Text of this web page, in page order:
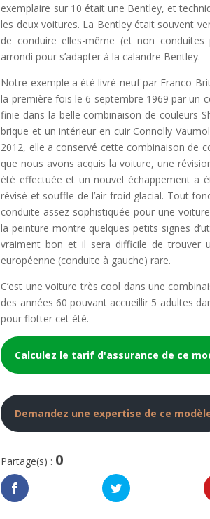
exemplaire sur 10 était une Bentley, et
les deux voitures. La Bentley était souvent
de conduire elles-même (et non
arrondi pour s’adapter à la calandre Bentley.
Notre exemple a été livré neuf par Franco
la première fois le 6 septembre 1969 par un
finie dans la belle combinaison de couleurs
brique et un intérieur en cuir Connolly
2012, elle a conservé cette combinaison de
que nous avons acquis la voiture, une
été effectuée et un nouvel échappement a
révisé et souffle de l’air froid glacial. Tout
conduite assez sophistiquée pour une
la peinture montre quelques petits signes
vraiment bon et il sera difficile de trouver
européenne (conduite à gauche) rare.
C’est une voiture très cool dans une
des années 60 pouvant accueillir 5 adultes
pour flotter cet été.
Calculez le tarif d'assurance de ce
Demandez une expertise de ce
Partage(s) : 0